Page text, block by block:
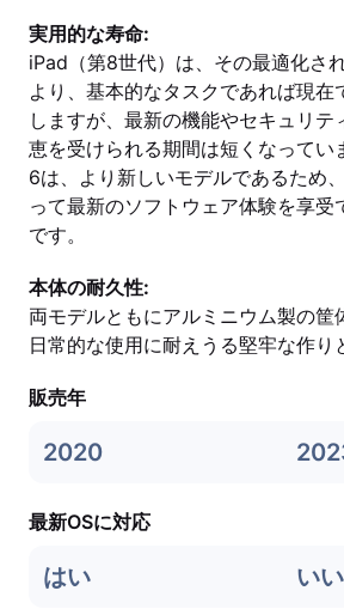
実用的な寿命:
iPad（第8世代）は、その最適化さ
より、基本的なタスクであれば現在
しますが、最新の機能やセキュリテ
恵を受けられる期間は短くなってい
6は、より新しいモデルであるため
って最新のソフトウェア体験を享受
です。
本体の耐久性:
両モデルともにアルミニウム製の筐
日常的な使用に耐えうる堅牢な作り
販売年
2020
最新OSに対応
はい い